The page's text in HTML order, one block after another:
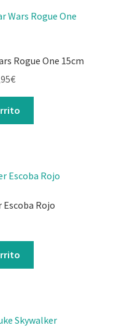
Rogue One 15cm
€
Rojo